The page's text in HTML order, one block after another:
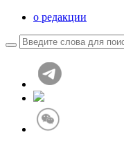
о редакции